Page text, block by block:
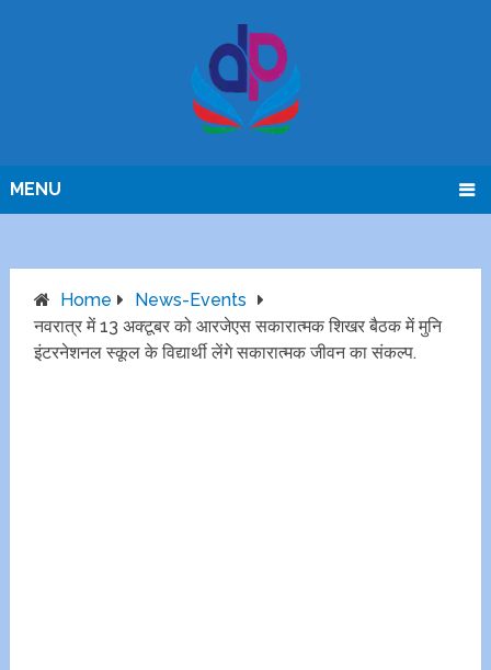
MENU
Home
News-Events
नवरात्र में 13 अक्टूबर को आरजेएस सकारात्मक शिखर बैठक में मुनि
इंटरनेशनल स्कूल के विद्यार्थी लेंगे सकारात्मक जीवन का संकल्प.